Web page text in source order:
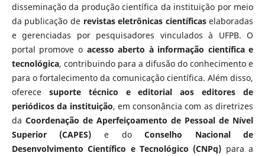
disseminação da produção científica da instituição por meio
da publicação de revistas eletrônicas científicaselaboradas
e gerenciadas por pesquisadores vinculados à UFPB. O
portal promove o acesso aberto à informação científica e
tecnológica, contribuindo para a difusão do conhecimento e
para o fortalecimento da comunicação científica. Além disso,
oferece suporte técnico e editorial aos editores de
periódicos da instituição, em consonância com as diretrizes
da Coordenação de Aperfeiçoamento de Pessoal de Nível
Superior (CAPES) e doConselho Nacional de
Desenvolvimento Científico e Tecnológico (CNPq) para a